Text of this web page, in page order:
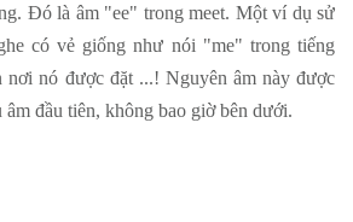
Đó là âm "ee" trong meet. Một ví dụ sử
có vẻ giống như nói "me" trong tiếng
nơi nó được đặt ...! Nguyên âm này được
âm đầu tiên, không bao giờ bên dưới.